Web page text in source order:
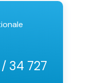
/ 34 727